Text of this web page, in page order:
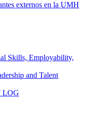
externos en la UMH
Skills, Employability,
and Talent
LOG